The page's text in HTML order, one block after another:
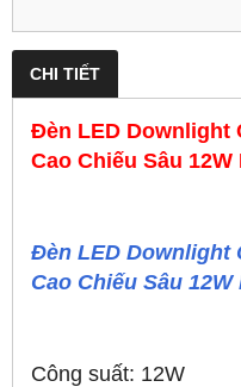
CHI TIẾT
Đèn LED Downlight
Cao Chiếu Sâu 12W
Đèn LED Downlight
Cao Chiếu Sâu 12W
Công suất: 12W